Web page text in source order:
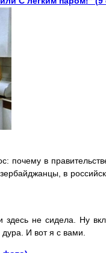
почему в
в
не сидела. Ну
И вот я с вами.